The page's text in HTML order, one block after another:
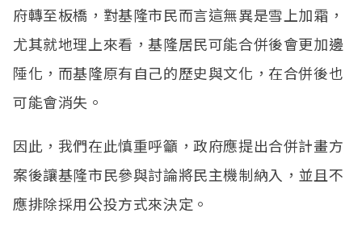
府轉至板橋，對基隆市民而言這無異是雪上加霜，
尤其就地理上來看，基隆居民可能合併後會更加邊
陲化，而基隆原有自己的歷史與文化，在合併後也
可能會消失。
因此，我們在此慎重呼籲，政府應提出合併計畫方
案後讓基隆市民參與討論將民主機制納入，並且不
應排除採用公投方式來決定。